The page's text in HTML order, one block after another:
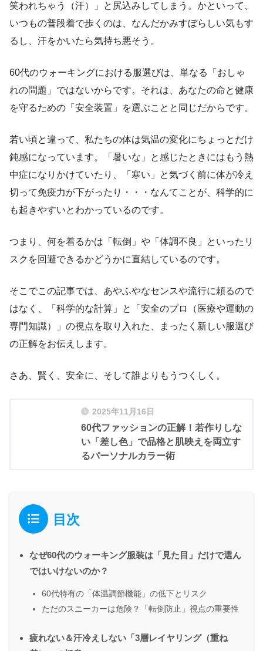
笑われちゃう（汗）」と尻込みしてしまう。かといって、
いつもの普段着で歩くのは、なんだかみすぼらしい気もす
るし、汗をかいたら気持ち悪そう。
60代のウォーキングにおける服選びは、単なる「おしゃ
れの問題」ではないからです。それは、あなたの命と健康
を守るための「安全装置」を選ぶことと同じだからです。
若い頃と違って、私たちの体は気温の変化にちょっとだけ
鈍感になっています。「暑いな」と感じたときにはもう熱
中症になりかけていたり、「寒い」と気づく前に体が冷え
切って免疫力が下がったり・・・なんてことが、科学的に
も起きやすいとわかっているのです。
つまり、何を着るかは「転倒」や「体調不良」といったリ
スクを回避できるかどうかに直結しているのです。
そこでこの記事では、あやふやなセンスや流行に頼るので
はなく、「科学的な計算」と「安全のプロ（医療や運動の
専門知識）」の視点を取り入れた、まったく新しい服選び
の正解をお伝えします。
さあ、賢く、安全に、そして誰よりもうつくしく。
2025年11月16日
60代ファッションの正解！若作りしな
い「差し色」で品格と肌映えを両立す
るパーソナルカラー術
目次
なぜ60代のウォーキング服装は「見た目」だけで選ん
ではいけないのか？
60代特有の「体温調節機能」の低下とリスク
ただのスニーカーは危険？「転倒防止」視点の重要性
疲れない＆汗冷えしない「3層レイヤリング（重ね